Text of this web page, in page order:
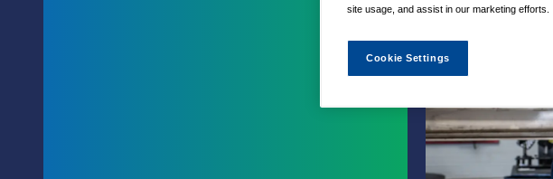
site usage, and assist in our marketing efforts.
Cookie Settings